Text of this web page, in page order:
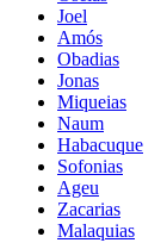
Joel
Amós
Obadias
Jonas
Miqueias
Naum
Habacuque
Sofonias
Ageu
Zacarias
Malaquias